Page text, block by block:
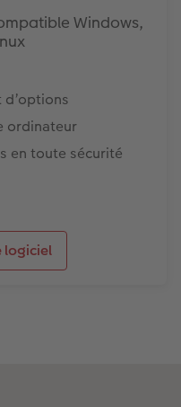
Windows,
ordinateur
en toute sécurité
logiciel